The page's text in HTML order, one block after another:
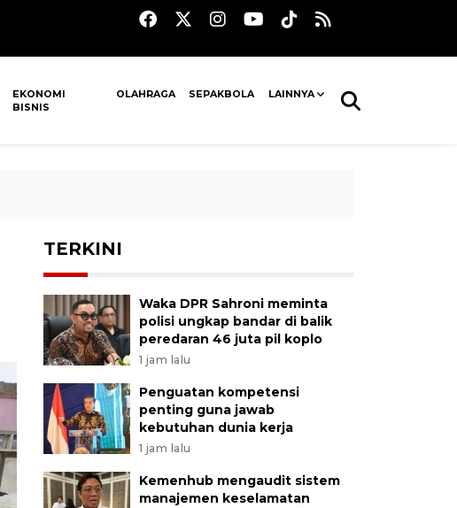
EKONOMI
BISNIS
OLAHRAGA SEPAKBOLA LAINNYA
TERKINI
Waka DPR Sahroni meminta
polisi ungkap bandar di balik
peredaran 46 juta pil koplo
1 jam lalu
Penguatan kompetensi
penting guna jawab
kebutuhan dunia kerja
1 jam lalu
Kemenhub mengaudit sistem
manajemen keselamatan